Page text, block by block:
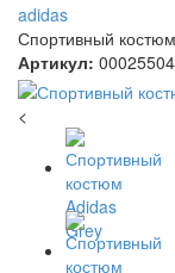
adidas
Спортивный
Артикул: 00025504
<